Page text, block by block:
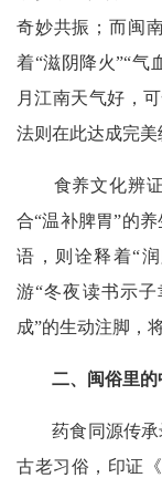
奇妙共振；而闽
着“滋阴降火”“气
月江南天气好，
法则在此达成完美
食养文化辨证
合“温补脾胃”的
语，则诠释着“
游“冬夜读书示
成”的生动注脚，
二、闽俗里的
药食同源传承
古老习俗，印证